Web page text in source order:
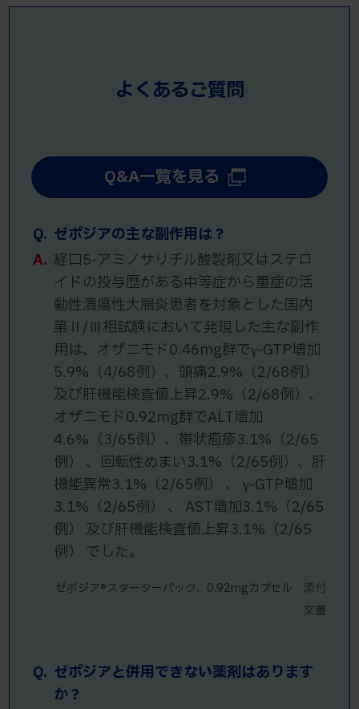
よくあるご質問
Q&A一覧を見る
Q. ゼポジアの主な副作用は？
A. 経口5-アミノサリチル酸製剤又はステロ
イドの投与歴がある中等症から重症の活
動性潰瘍性大腸炎患者を対象とした国内
第Ⅱ/Ⅲ相試験において発現した主な副作
用は、オザニモド0.46mg群でγ-GTP増加
5.9%（4/68例）、頭痛2.9%（2/68例）
及び肝機能検査値上昇2.9%（2/68例）、
オザニモド0.92mg群でALT増加
4.6%（3/65例）、帯状疱疹3.1%（2/65
例） 、回転性めまい3.1%（2/65例）、肝
機能異常3.1%（2/65例） 、 γ-GTP増加
3.1%（2/65例） 、 AST増加3.1%（2/65
例） 及び肝機能検査値上昇3.1%（2/65
例） でした。
ゼポジア®スターターパック、0.92mgカプセル 添付
文書
Q. ゼポジアと併用できない薬剤はあります
か？